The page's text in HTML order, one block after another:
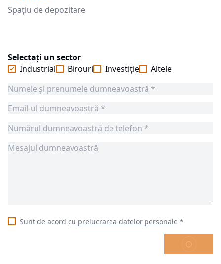
Spațiu de depozitare
Selectați un sector
Industrial
Birouri Investiție Altele
Sunt de acord cu prelucrarea datelor personale *
TRIMITE